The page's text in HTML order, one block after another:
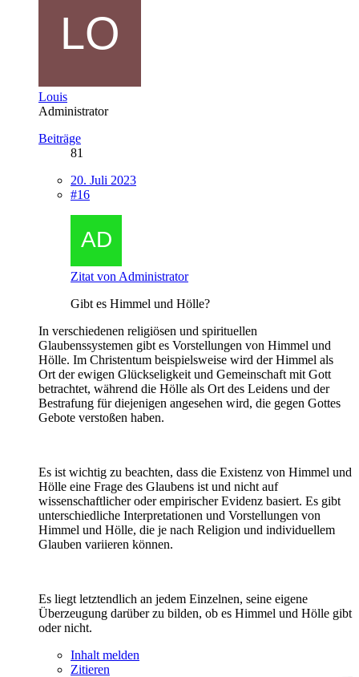
Louis
Administrator
Beiträge
81
20. Juli 2023
#16
Zitat von Administrator
Gibt es Himmel und Hölle?
In verschiedenen religiösen und spirituellen
Glaubenssystemen gibt es Vorstellungen von Himmel und
Hölle. Im Christentum beispielsweise wird der Himmel als
Ort der ewigen Glückseligkeit und Gemeinschaft mit Gott
betrachtet, während die Hölle als Ort des Leidens und der
Bestrafung für diejenigen angesehen wird, die gegen Gottes
Gebote verstoßen haben.
Es ist wichtig zu beachten, dass die Existenz von Himmel und
Hölle eine Frage des Glaubens ist und nicht auf
wissenschaftlicher oder empirischer Evidenz basiert. Es gibt
unterschiedliche Interpretationen und Vorstellungen von
Himmel und Hölle, die je nach Religion und individuellem
Glauben variieren können.
Es liegt letztendlich an jedem Einzelnen, seine eigene
Überzeugung darüber zu bilden, ob es Himmel und Hölle gibt
oder nicht.
Inhalt melden
Zitieren